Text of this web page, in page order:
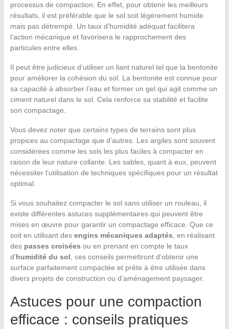
processus de compaction. En effet, pour obtenir les meilleurs
résultats, il est préférable que le sol soit légèrement humide
mais pas détrempé. Un taux d’humidité adéquat facilitera
l’action mécanique et favorisera le rapprochement des
particules entre elles.
Il peut être judicieux d’utiliser un liant naturel tel que la bentonite
pour améliorer la cohésion du sol. La bentonite est connue pour
sa capacité à absorber l’eau et former un gel qui agit comme un
ciment naturel dans le sol. Cela renforce sa stabilité et facilite
son compactage.
Vous devez noter que certains types de terrains sont plus
propices au compactage que d’autres. Les argiles sont souvent
considérées comme les sols les plus faciles à compacter en
raison de leur nature collante. Les sables, quant à eux, peuvent
nécessiter l’utilisation de techniques spécifiques pour un résultat
optimal.
Si vous souhaitez compacter le sol sans utiliser un rouleau, il
existe différentes astuces supplémentaires qui peuvent être
mises en œuvre pour garantir un compactage efficace. Que ce
soit en utilisant des engins mécaniques adaptés , en réalisant
des passes croisées ou en prenant en compte le taux
d’humidité du sol , ces conseils permettront d’obtenir une
surface parfaitement compactée et prête à être utilisée dans
divers projets de construction ou d’aménagement paysager.
Astuces pour une compaction
efficace : conseils pratiques